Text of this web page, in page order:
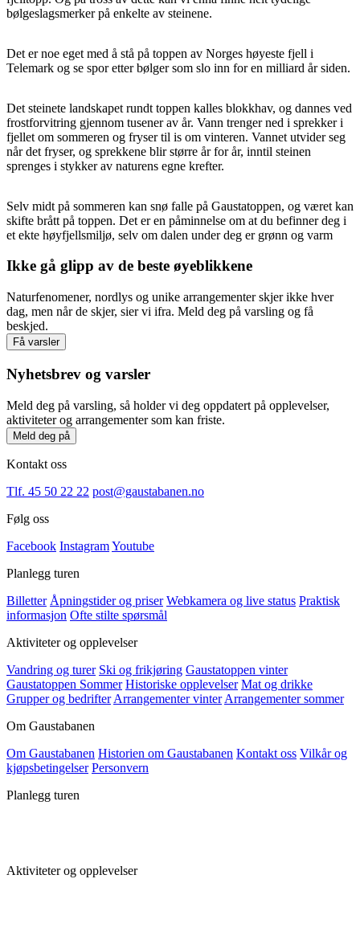
bølgeslagsmerker på enkelte av steinene.
Det er noe eget med å stå på toppen av Norges høyeste fjell i
Telemark og se spor etter bølger som slo inn for en milliard år siden.
Det steinete landskapet rundt toppen kalles blokkhav, og dannes ved
frostforvitring gjennom tusener av år. Vann trenger ned i sprekker i
fjellet om sommeren og fryser til is om vinteren. Vannet utvider seg
når det fryser, og sprekkene blir større år for år, inntil steinen
sprenges i stykker av naturens egne krefter.
Selv midt på sommeren kan snø falle på Gaustatoppen, og været kan
skifte brått på toppen. Det er en påminnelse om at du befinner deg i
et ekte høyfjellsmiljø, selv om dalen under deg er grønn og varm
Ikke gå glipp av de beste øyeblikkene
Naturfenomener, nordlys og unike arrangementer skjer ikke hver
dag, men når de skjer, sier vi ifra. Meld deg på varsling og få
beskjed.
Få varsler
Nyhetsbrev og varsler
Meld deg på varsling, så holder vi deg oppdatert på opplevelser,
aktiviteter og arrangementer som kan friste.
Meld deg på
Kontakt oss
Tlf. 45 50 22 22 post@gaustabanen.no
Følg oss
Facebook InstagramYoutube
Planlegg turen
Billetter Åpningstider og priser Webkamera og live status Praktisk
informasjon Ofte stilte spørsmål
Aktiviteter og opplevelser
Vandring og turer Ski og frikjøring Gaustatoppen vinter
Gaustatoppen Sommer Historiske opplevelser Mat og drikke
Grupper og bedrifter Arrangementer vinter Arrangementer sommer
Om Gaustabanen
Om Gaustabanen Historien om Gaustabanen Kontakt oss Vilkår og
kjøpsbetingelser Personvern
Planlegg turen
Aktiviteter og opplevelser